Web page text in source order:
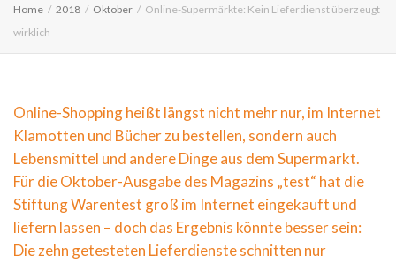
Home 2018 Oktober
Online-Supermärkte: Kein Lieferdienst überzeugt
wirklich
Online-Shopping heißt längst nicht mehr nur, im Internet
Klamotten und Bücher zu bestellen, sondern auch
Lebensmittel und andere Dinge aus dem Supermarkt.
Für die Oktober-Ausgabe des Magazins „test“ hat die
Stiftung Warentest groß im Internet eingekauft und
liefern lassen – doch das Ergebnis könnte besser sein:
Die zehn getesteten Lieferdienste schnitten nur